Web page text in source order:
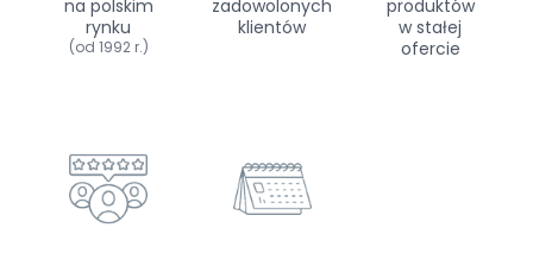
na polskim
rynku
(od 1992 r.)
zadowolonych
klientów
produktów
w stałej
ofercie